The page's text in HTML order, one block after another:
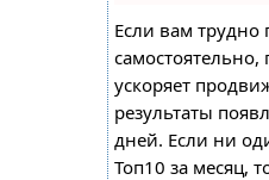
Если вам трудно
ускоряет
результаты
дней. Если ни
Топ10 за месяц,